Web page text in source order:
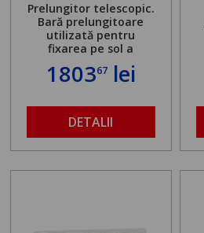
Prelungitor telescopic.
Bară prelungitoare
utilizată pentru
fixarea pe sol a
standului mașinii de
găurit în locul
maximă admisă de 500
kg și înălțime reglabilă
de la 1,8 la 2,9 m
180367lei
DETALII